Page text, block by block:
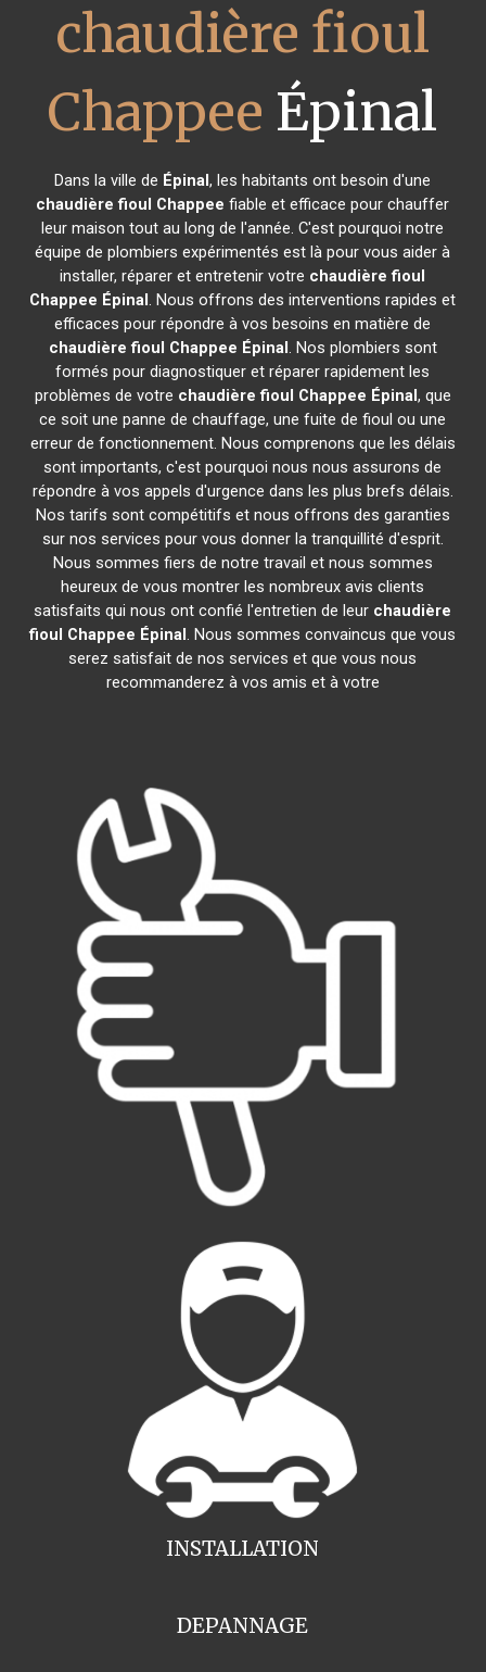
chaudière fioul
Chappee Épinal
Dans la ville de Épinal, les habitants ont besoin d'une
chaudière fioul Chappee fiable et efficace pour chauffer
leur maison tout au long de l'année. C'est pourquoi notre
équipe de plombiers expérimentés est là pour vous aider à
installer, réparer et entretenir votre chaudière fioul
Chappee Épinal. Nous offrons des interventions rapides et
efficaces pour répondre à vos besoins en matière de
chaudière fioul Chappee Épinal. Nos plombiers sont
formés pour diagnostiquer et réparer rapidement les
problèmes de votre chaudière fioul Chappee Épinal, que
ce soit une panne de chauffage, une fuite de fioul ou une
erreur de fonctionnement. Nous comprenons que les délais
sont importants, c'est pourquoi nous nous assurons de
répondre à vos appels d'urgence dans les plus brefs délais.
Nos tarifs sont compétitifs et nous offrons des garanties
sur nos services pour vous donner la tranquillité d'esprit.
Nous sommes fiers de notre travail et nous sommes
heureux de vous montrer les nombreux avis clients
satisfaits qui nous ont confié l'entretien de leur chaudière
fioul Chappee Épinal. Nous sommes convaincus que vous
serez satisfait de nos services et que vous nous
recommanderez à vos amis et à votre
INSTALLATION
DEPANNAGE